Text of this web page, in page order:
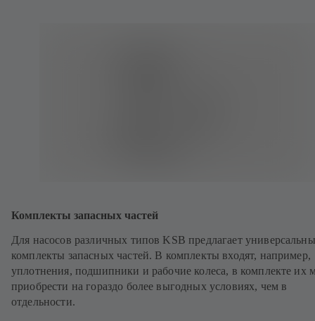
Комплекты запасных частей
Для насосов различных типов KSB предлагает
комплекты запасных частей. В комплекты входят, например,
уплотнения, подшипники и рабочие колеса, в комплекте их
приобрести на гораздо более выгодных условиях, чем в
отдельности.